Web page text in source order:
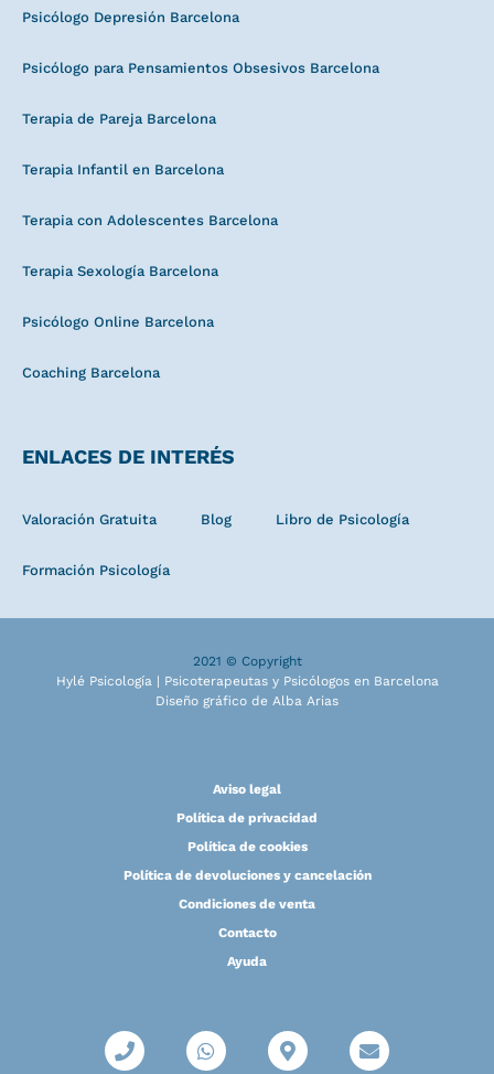
Psicólogo Depresión Barcelona
Psicólogo para Pensamientos Obsesivos Barcelona
Terapia de Pareja Barcelona
Terapia Infantil en Barcelona
Terapia con Adolescentes Barcelona
Terapia Sexología Barcelona
Psicólogo Online Barcelona
Coaching Barcelona
ENLACES DE INTERÉS
Valoración Gratuita Blog Libro de Psicología
Formación Psicología
2021 © Copyright
Hylé Psicología | Psicoterapeutas y Psicólogos en Barcelona
Diseño gráfico de Alba Arias
Aviso legal
Política de privacidad
Política de cookies
Política de devoluciones y cancelación
Condiciones de venta
Contacto
Ayuda
P
h
W
h
M
a
E
n